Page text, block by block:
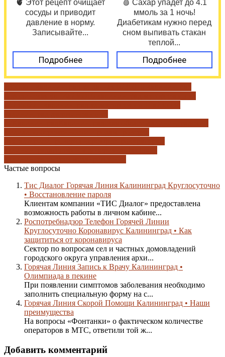
🫀 Этот рецепт очищает
сосуды и приводит
давление в норму.
Записывайте...
Подробнее
🩸 Сахар упадет до 4.1
ммоль за 1 ночь!
Диабетикам нужно перед
сном выпивать стакан
теплой...
Подробнее
Частые вопросы
Тис Диалог Горячая Линия Калининград Круглосуточно
• Восстановление пароля
Клиентам компании «ТИС Диалог» предоставлена
возможность работы в личном кабине...
Роспотребнадзор Телефон Горячей Линии
Круглосуточно Коронавирус Калининград • Как
защититься от коронавируса
Сектор по вопросам сел и частных домовладений
городского округа управления архи...
Горячая Линия Запись к Врачу Калининград •
Олимпиада в пекине
При появлении симптомов заболевания необходимо
заполнить специальную форму на с...
Горячая Линия Скорой Помощи Калининград • Наши
преимущества
На вопросы «Фонтанки» о фактическом количестве
операторов в МТС, ответили той ж...
Добавить комментарий